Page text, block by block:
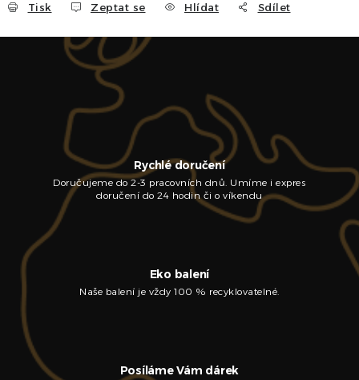
Tisk Zeptat se Hlídat Sdílet
Rychlé doručení
Doručujeme do 2-3 pracovních dnů. Umíme i expres
doručení do 24 hodin či o víkendu
Eko balení
Naše balení je vždy 100 % recyklovatelné.
Posíláme Vám dárek